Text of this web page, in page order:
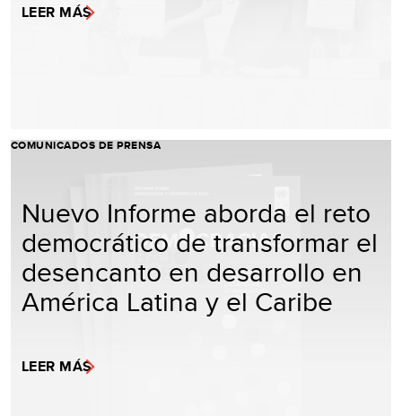
LEER MÁS
COMUNICADOS DE PRENSA
Nuevo Informe aborda el reto
democrático de transformar el
desencanto en desarrollo en
América Latina y el Caribe
LEER MÁS